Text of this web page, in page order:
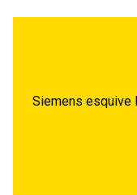
Siemens esquive